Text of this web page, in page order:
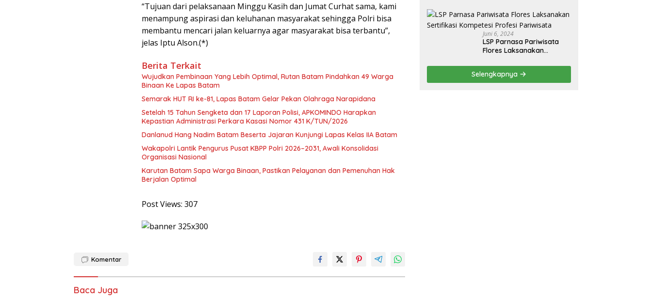
“Tujuan dari pelaksanaan Minggu Kasih dan Jumat Curhat sama, kami
menampung aspirasi dan keluhanan masyarakat sehingga Polri bisa
membantu mencari jalan keluarnya agar masyarakat bisa terbantu”,
jelas Iptu Alson.(*)
Berita Terkait
Wujudkan Pembinaan Yang Lebih Optimal, Rutan Batam Pindahkan 49 Warga
Binaan Ke Lapas Batam
Semarak HUT RI ke-81, Lapas Batam Gelar Pekan Olahraga Narapidana
Setelah 15 Tahun Sengketa dan 17 Laporan Polisi, APKOMINDO Harapkan
Kepastian Administrasi Perkara Kasasi Nomor 431 K/TUN/2026
Danlanud Hang Nadim Batam Beserta Jajaran Kunjungi Lapas Kelas IIA Batam
Wakapolri Lantik Pengurus Pusat KBPP Polri 2026–2031, Awali Konsolidasi
Organisasi Nasional
Karutan Batam Sapa Warga Binaan, Pastikan Pelayanan dan Pemenuhan Hak
Berjalan Optimal
Post Views: 307
Komentar
Baca Juga
Juni 6, 2024
LSP Parnasa Pariwisata
Flores Laksanakan
Profesi Pariwisata
Selengkapnya